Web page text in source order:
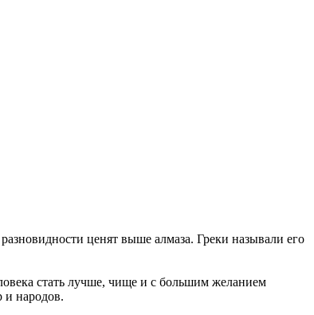
ценят выше алмаза. Греки называли его
стать лучше, чище и с большим желанием
и народов.